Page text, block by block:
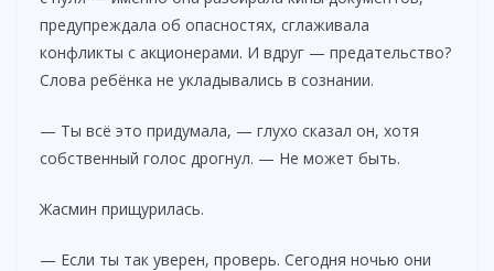
предупреждала об опасностях, сглаживала
конфликты с акционерами. И вдруг — предательство?
Слова ребёнка не укладывались в сознании.
— Ты всё это придумала, — глухо сказал он, хотя
собственный голос дрогнул. — Не может быть.
Жасмин прищурилась.
— Если ты так уверен, проверь. Сегодня ночью они